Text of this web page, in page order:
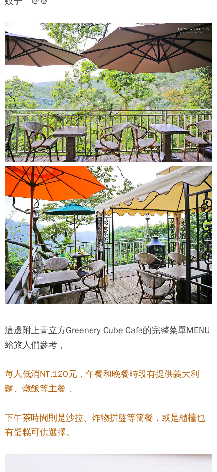
這邊附上青立方Greenery Cube Cafe的完整菜單MENU
給旅人們參考，
每人低消NT.120元，午餐和晚餐時段有提供義大利
麵、燉飯等主餐，
下午茶時間則是沙拉、炸物拼盤等簡餐，或是櫃檯也
有蛋糕可供選擇。